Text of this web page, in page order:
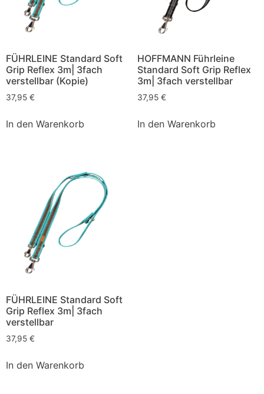
FÜHRLEINE Standard Soft
Grip Reflex 3m| 3fach
verstellbar (Kopie)
37,95 €
In den Warenkorb
HOFFMANN Führleine
Standard Soft Grip Reflex
3m| 3fach verstellbar
37,95 €
In den Warenkorb
FÜHRLEINE Standard Soft
Grip Reflex 3m| 3fach
verstellbar
37,95 €
In den Warenkorb